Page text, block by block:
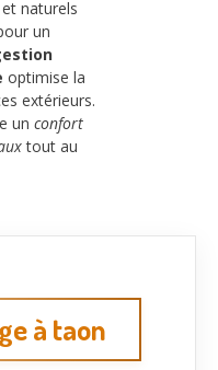
naturels
un
optimise la
extérieurs.
un confort
tout au
à taon